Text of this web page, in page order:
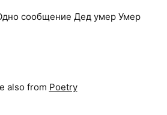
сообщение Дед умер Умер
also from Poetry